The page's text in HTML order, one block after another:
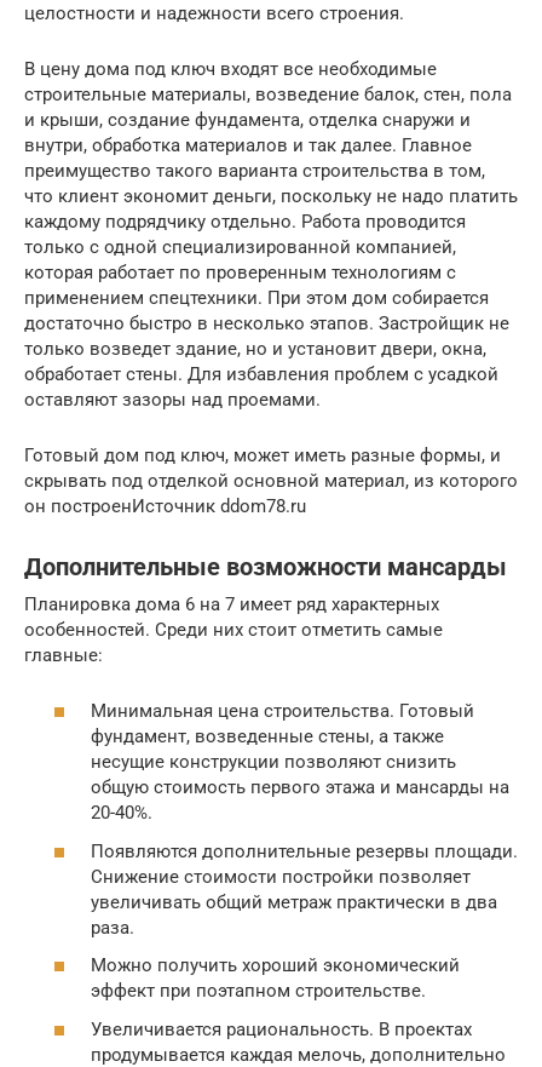
целостности и надежности всего строения.
В цену дома под ключ входят все необходимые
строительные материалы, возведение балок, стен, пола
и крыши, создание фундамента, отделка снаружи и
внутри, обработка материалов и так далее. Главное
преимущество такого варианта строительства в том,
что клиент экономит деньги, поскольку не надо платить
каждому подрядчику отдельно. Работа проводится
только с одной специализированной компанией,
которая работает по проверенным технологиям с
применением спецтехники. При этом дом собирается
достаточно быстро в несколько этапов. Застройщик не
только возведет здание, но и установит двери, окна,
обработает стены. Для избавления проблем с усадкой
оставляют зазоры над проемами.
Готовый дом под ключ, может иметь разные формы, и
скрывать под отделкой основной материал, из которого
он построенИсточник ddom78.ru
Дополнительные возможности мансарды
Планировка дома 6 на 7 имеет ряд характерных
особенностей. Среди них стоит отметить самые
главные:
Минимальная цена строительства. Готовый
фундамент, возведенные стены, а также
несущие конструкции позволяют снизить
общую стоимость первого этажа и мансарды на
20-40%.
Появляются дополнительные резервы площади.
Снижение стоимости постройки позволяет
увеличивать общий метраж практически в два
раза.
Можно получить хороший экономический
эффект при поэтапном строительстве.
Увеличивается рациональность. В проектах
продумывается каждая мелочь, дополнительно